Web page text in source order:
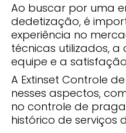
Ao buscar por uma
dedetização, é
experiência no
técnicas utilizados,
equipe e a
A Extinset Controle
nesses aspectos,
no controle de
histórico de serviços